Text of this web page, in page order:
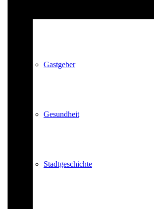
Gastgeber
Gesundheit
Stadtgeschichte